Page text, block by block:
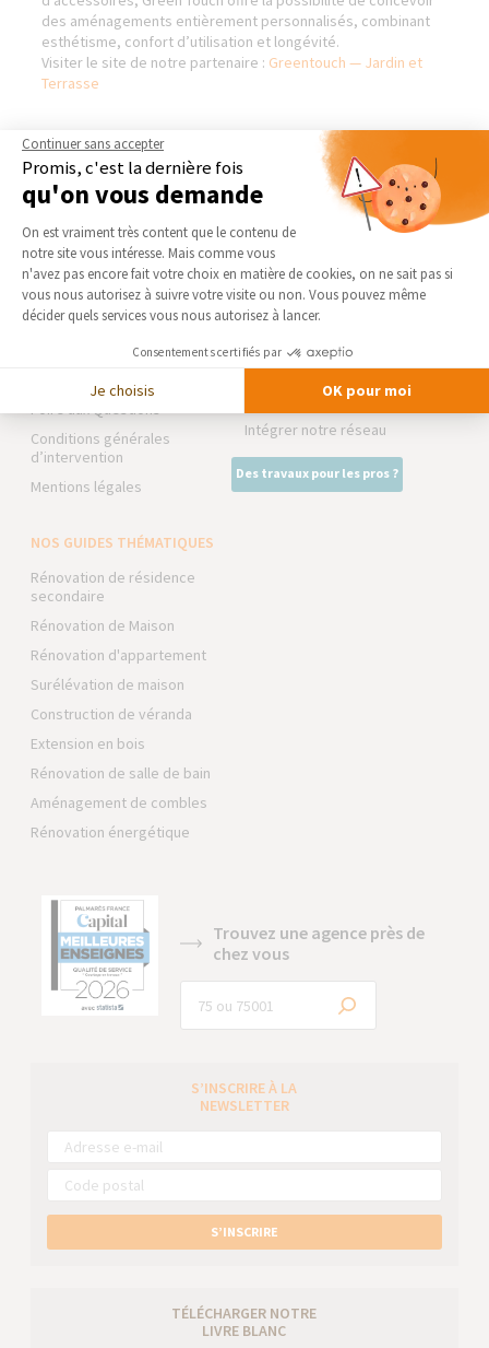
des aménagements entièrement personnalisés, combinant
esthétisme, confort d’utilisation et longévité.
Visiter le site de notre partenaire : Greentouch — Jardin et
Terrasse
AGENCE DE VALENCE -
ROMANS - NORD DRÔME
Qui sommes-nous
Actualités
Notre charte qualité
Partenaires
Trouver une agence
Foire aux Questions
Conditions générales
d’intervention
Mentions légales
NOS DOMAINES
D’INTERVENTION
EXTENSION
RÉNOVATION INTÉRIEURE
TRAVAUX EXTÉRIEURS
La Maison des Architectes
Expert Bricolage
Intégrer notre réseau
Des travaux pour les pros ?
NOS GUIDES THÉMATIQUES
Rénovation de résidence
secondaire
Rénovation de Maison
Rénovation d'appartement
Surélévation de maison
Construction de véranda
Extension en bois
Rénovation de salle de bain
Aménagement de combles
Rénovation énergétique
Trouvez une agence près de
chez vous
S’INSCRIRE À LA
NEWSLETTER
S’INSCRIRE
TÉLÉCHARGER NOTRE
LIVRE BLANC
Continuer sans accepter
Promis, c'est la dernière fois
qu'on vous demande
Plateforme de Gestion du
On est vraiment très content que le contenu de
notre site vous intéresse. Mais comme vous
n'avez pas encore fait votre choix en matière de cookies, on ne sait pas si
vous nous autorisez à suivre votre visite ou non. Vous pouvez même
décider quels services vous nous autorisez à lancer.
Consentements certifiés par
Je choisis OK pour moi
Axeptio consent